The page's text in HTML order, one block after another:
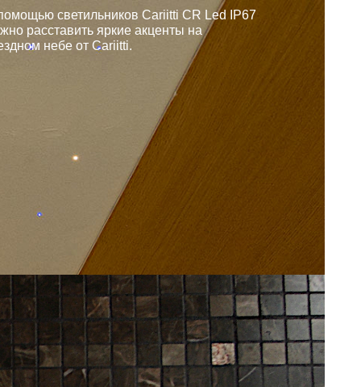
светильников Cariitti CR Led IP67
расставить яркие акценты на
небе от Cariitti.